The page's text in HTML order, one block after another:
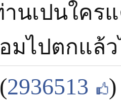
นเปนใคร
มไปตกแล้
(2936513 )